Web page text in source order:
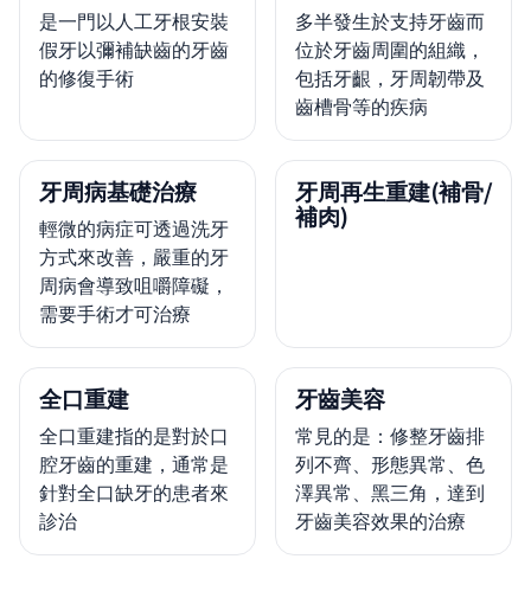
是一門以人工牙根安裝
假牙以彌補缺齒的牙齒
的修復手術
多半發生於支持牙齒而
位於牙齒周圍的組織，
包括牙齦，牙周韌帶及
齒槽骨等的疾病
牙周病基礎治療
輕微的病症可透過洗牙
方式來改善，嚴重的牙
周病會導致咀嚼障礙，
需要手術才可治療
牙周再生重建(補骨/
補肉)
全口重建
全口重建指的是對於口
腔牙齒的重建，通常是
針對全口缺牙的患者來
診治
牙齒美容
常見的是：修整牙齒排
列不齊、形態異常、色
澤異常、黑三角，達到
牙齒美容效果的治療